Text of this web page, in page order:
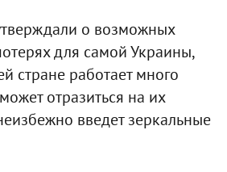
о возможных
для самой Украины,
стране работает много
отразиться на их
введет зеркальные